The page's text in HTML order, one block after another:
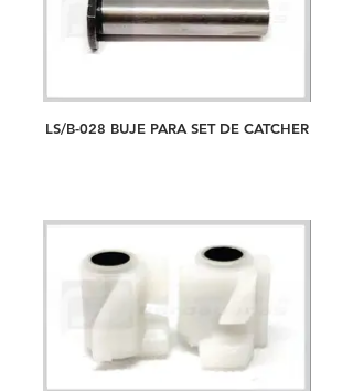
LS/B-028 BUJE PARA SET DE CATCHER